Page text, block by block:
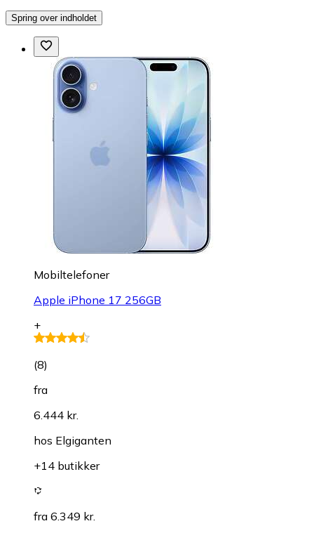
Spring over indholdet
Mobiltelefoner
Apple iPhone 17 256GB
+
(8)
fra
6.444 kr.
hos Elgiganten
+14 butikker
fra 6.349 kr.